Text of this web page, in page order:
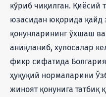
кўриб чиқилган. Қиёсий
юзасидан юқорида қайд
қонунларининг ўхшаш
аниқланиб, хулосалар
фикр сифатида
ҳуқуқий нормаларини
жиноят қонунига